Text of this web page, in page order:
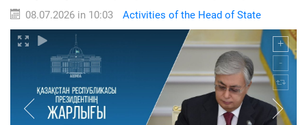
08.07.2026 in 10:03 Activities of the Head of State